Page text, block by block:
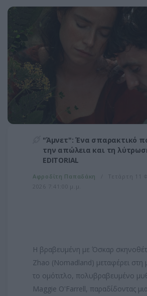
​"Άμνετ": Ένα σπαρακτικό
την απώλεια και τη
EDITORIAL
Αφροδίτη Παπαδάκη
Τετάρτη 11
2026 7:41:00 μ.μ.
Η βραβευμένη με Όσκαρ
Zhao (Nomadland) μεταφέρει στη
το ομότιτλο, πολυβραβευμένο
Maggie O'Farrell, παραδίδοντας